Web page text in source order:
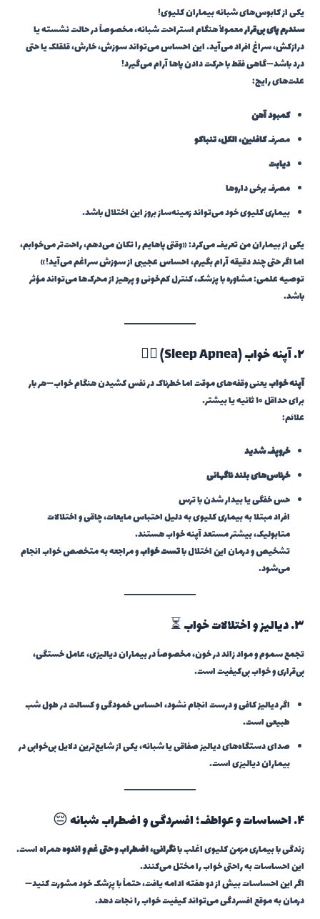
یکی از کابوس‌های شبانه بیماران کلیوی!
سندرم پای بی‌قرارمعمولاً هنگام استراحت شبانه، مخصوصاً در حالت نشسته یا
درازکش، سراغ افراد می‌آید. این احساس می‌تواند سوزش، خارش، قلقلک یا حتی
درد باشد—گاهی فقط با حرکت دادن پاها آرام می‌گیرد!
علت‌های رایج:
کمبود آهن
مصرفکافئین، الکل، تنباکو
دیابت
مصرف برخی داروها
بیماری کلیوی خود می‌تواند زمینه‌ساز بروز این اختلال باشد.
یکی از بیماران من تعریف می‌کرد: «وقتی پاهایم را تکان می‌دهم، راحت‌تر می‌خوابم،
اما اگر حتی چند دقیقه آرام بگیرم، احساس عجیبی از سوزش سراغم می‌آید!»
توصیه علمی: مشاوره با پزشک، کنترل کم‌خونی و پرهیز از محرک‌ها می‌تواند مؤثر
باشد.
۲. آپنه خواب (Sleep Apnea) 😮‍💨
آپنه خوابیعنی وقفه‌های موقت اما خطرناک در نفس کشیدن هنگام خواب—هر بار
برای حداقل ۱۰ ثانیه یا بیشتر.
علائم:
خروپف شدید
خرناس‌های بلند ناگهانی
حس خفگی یا بیدار شدن با ترس
افراد مبتلا به بیماری کلیوی به دلیل احتباس مایعات، چاقی و اختلالات
متابولیک، بیشتر مستعد آپنه خواب هستند.
تشخیص و درمان این اختلال باتست خوابو مراجعه به متخصص خواب انجام
می‌شود.
۳. دیالیز و اختلالات خواب ⏳
تجمع سموم و مواد زائد در خون، مخصوصاً در بیماران دیالیزی، عامل خستگی،
بی‌قراری و خواب بی‌کیفیت است.
اگر دیالیز کافی و درست انجام نشود، احساس خمودگی و کسالت در طول شب
طبیعی است.
صدای دستگاه‌های دیالیز صفاقی یا شبانه، یکی از شایع‌ترین دلایل بی‌خوابی در
بیماران دیالیزی است.
۴. احساسات و عواطف؛ افسردگی و اضطراب شبانه 😔
زندگی با بیماری مزمن کلیوی اغلب بانگرانی، اضطراب و حتی غم و اندوههمراه است.
این احساسات به راحتی خواب را مختل می‌کنند.
اگر این احساسات بیش از دو هفته ادامه یافت، حتماً با پزشک خود مشورت کنید—
درمان به موقع افسردگی می‌تواند کیفیت خواب را نجات دهد.